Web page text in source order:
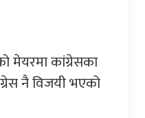
मेयरमा कांग्रेसका
नै विजयी भएको